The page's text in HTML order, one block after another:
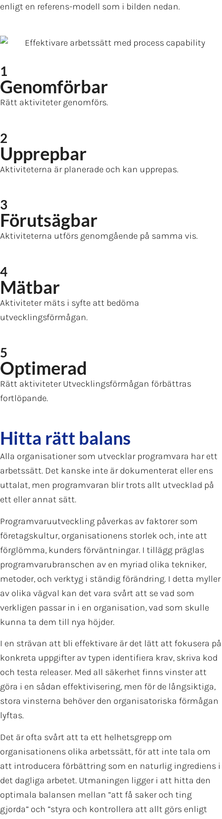
enligt en referens-modell som i bilden nedan.
1
Genomförbar
Rätt aktiviteter genomförs.
2
Upprepbar
Aktiviteterna är planerade och kan upprepas.
3
Förutsägbar
Aktiviteterna utförs genomgående på samma vis.
4
Mätbar
Aktiviteter mäts i syfte att bedöma
utvecklingsförmågan.
5
Optimerad
Rätt aktiviteter Utvecklingsförmågan förbättras
fortlöpande.
Hitta rätt balans
Alla organisationer som utvecklar programvara har ett
arbetssätt. Det kanske inte är dokumenterat eller ens
uttalat, men programvaran blir trots allt utvecklad på
ett eller annat sätt.
Programvaruutveckling påverkas av faktorer som
företagskultur, organisationens storlek och, inte att
förglömma, kunders förväntningar. I tillägg präglas
programvarubranschen av en myriad olika tekniker,
metoder, och verktyg i ständig förändring. I detta myller
av olika vägval kan det vara svårt att se vad som
verkligen passar in i en organisation, vad som skulle
kunna ta dem till nya höjder.
I en strävan att bli effektivare är det lätt att fokusera på
konkreta uppgifter av typen identifiera krav, skriva kod
och testa releaser. Med all säkerhet finns vinster att
göra i en sådan effektivisering, men för de långsiktiga,
stora vinsterna behöver den organisatoriska förmågan
lyftas.
Det är ofta svårt att ta ett helhetsgrepp om
organisationens olika arbetssätt, för att inte tala om
att introducera förbättring som en naturlig ingrediens i
det dagliga arbetet. Utmaningen ligger i att hitta den
optimala balansen mellan ”att få saker och ting
gjorda” och ”styra och kontrollera att allt görs enligt